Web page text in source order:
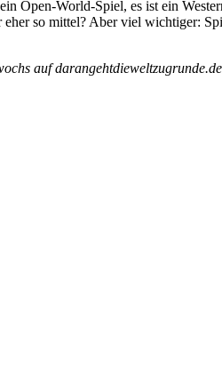
Open-World-Spiel, es ist ein
eher so mittel? Aber viel wichtiger:
auf